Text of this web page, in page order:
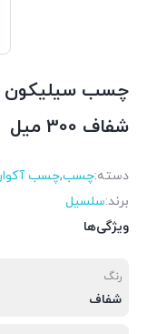
شفاف 300 میل
دسته:چسب,چسب
برند:سلسیل
ویژگی‌ها
رنگ
شفاف